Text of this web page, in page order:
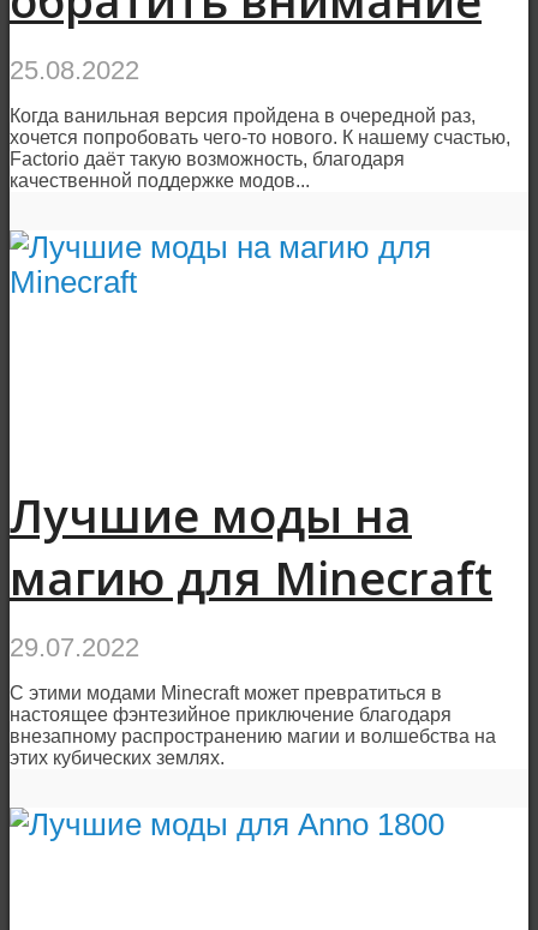
25.08.2022
Когда ванильная версия пройдена в очередной раз,
хочется попробовать чего-то нового. К нашему счастью,
Factorio даёт такую возможность, благодаря
качественной поддержке модов...
Лучшие моды на
магию для Minecraft
29.07.2022
С этими модами Minecraft может превратиться в
настоящее фэнтезийное приключение благодаря
внезапному распространению магии и волшебства на
этих кубических землях.